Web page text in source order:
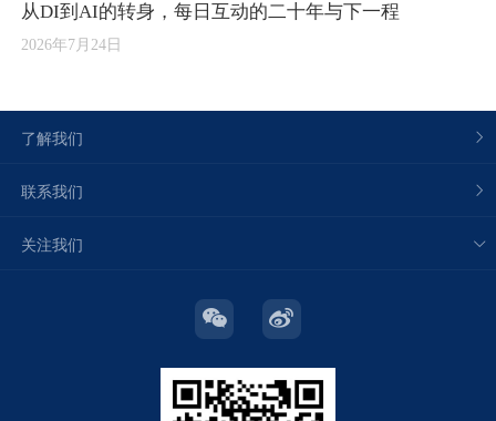
从DI到AI的转身，每日互动的二十年与下一程
2026年7月24日
了解我们
联系我们
关注我们